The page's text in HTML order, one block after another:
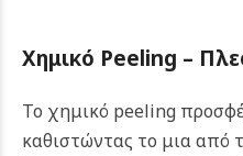
Χημικό Peeling –
Το χημικό peeling
καθιστώντας το μια από